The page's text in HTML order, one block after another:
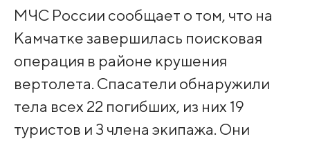
МЧС России сообщает о том, что на
Камчатке завершилась поисковая
операция в районе крушения
вертолета. Спасатели обнаружили
тела всех 22 погибших, из них 19
туристов и 3 члена экипажа. Они